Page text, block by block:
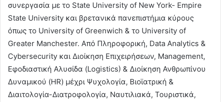
συνεργασία με το State University of New York- Empire
State University και βρετανικά πανεπιστήμια κύρους
όπως το University of Greenwich & το University of
Greater Manchester. Από Πληροφορική, Data Analytics &
Cybersecurity και Διοίκηση Επιχειρήσεων, Management,
Εφοδιαστική Αλυσίδα (Logistics) & Διοίκηση Ανθρωπίνου
Δυναμικού (HR) μέχρι Ψυχολογία, Βιοϊατρική &
Διαιτολογία-Διατροφολογία, Ναυτιλιακά, Τουριστικά,